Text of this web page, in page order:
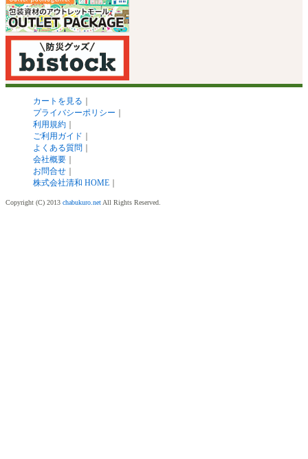
カートを見る
プライバシーポリシー
利用規約
ご利用ガイド
よくある質問
会社概要
お問合せ
株式会社清和 HOME
Copyright (C) 2013 chabukuro.netAll Rights Reserved.